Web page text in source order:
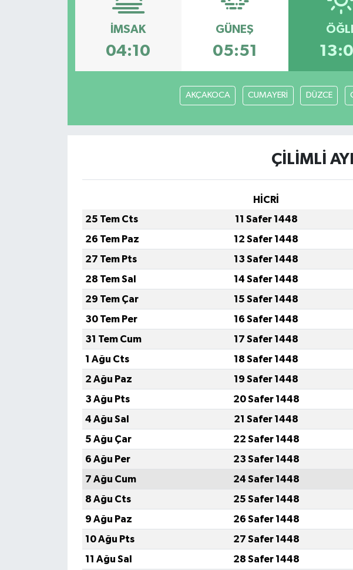
İMSAK
04:10
GÜNEŞ
05:51
AKÇAKOCA CUMAYERİ DÜZCE
ÇİLİMLİ
HİCRİ
25 Tem Cts
11 Safer 1448
26 Tem Paz
12 Safer 1448
27 Tem Pts
13 Safer 1448
28 Tem Sal
14 Safer 1448
29 Tem Çar
15 Safer 1448
30 Tem Per
16 Safer 1448
31 Tem Cum
17 Safer 1448
1 Ağu Cts
18 Safer 1448
2 Ağu Paz
19 Safer 1448
3 Ağu Pts
20 Safer 1448
4 Ağu Sal
21 Safer 1448
5 Ağu Çar
22 Safer 1448
6 Ağu Per
23 Safer 1448
7 Ağu Cum
24 Safer 1448
8 Ağu Cts
25 Safer 1448
9 Ağu Paz
26 Safer 1448
10 Ağu Pts
27 Safer 1448
11 Ağu Sal
28 Safer 1448